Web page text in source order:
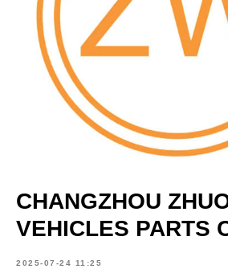
CHANGZHOU
VEHICLES PARTS
2025-07-24 11:25